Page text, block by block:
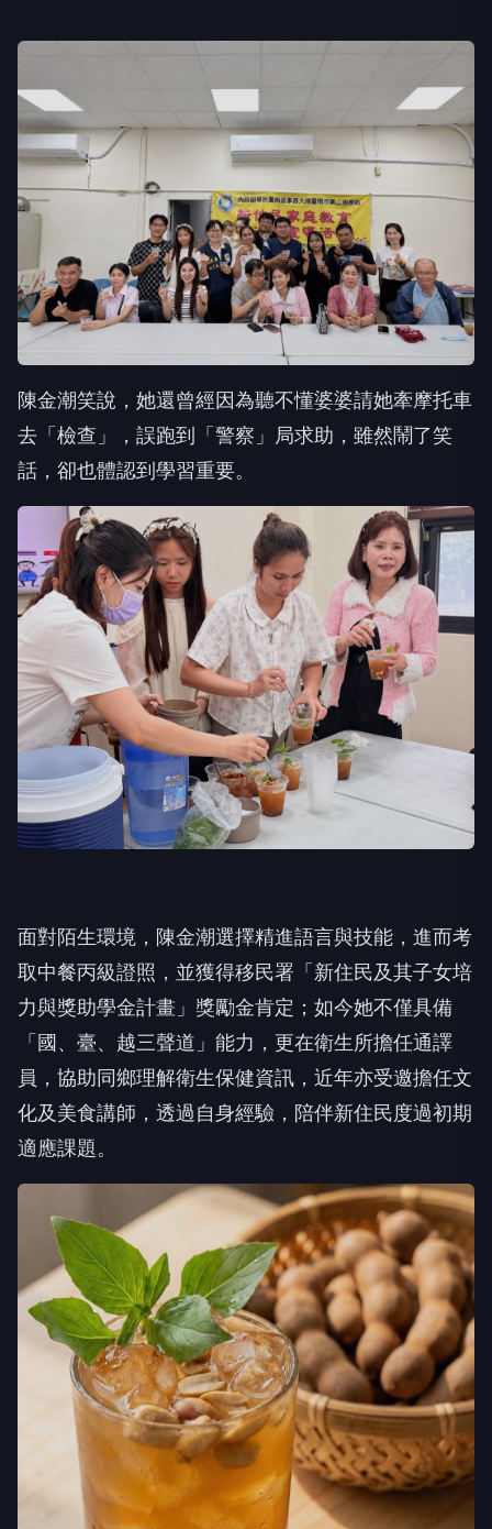
陳金潮笑說，她還曾經因為聽不懂婆婆請她牽摩托車
去「檢查」，誤跑到「警察」局求助，雖然鬧了笑
話，卻也體認到學習重要。
面對陌生環境，陳金潮選擇精進語言與技能，進而考
取中餐丙級證照，並獲得移民署「新住民及其子女培
力與獎助學金計畫」獎勵金肯定；如今她不僅具備
「國、臺、越三聲道」能力，更在衛生所擔任通譯
員，協助同鄉理解衛生保健資訊，近年亦受邀擔任文
化及美食講師，透過自身經驗，陪伴新住民度過初期
適應課題。